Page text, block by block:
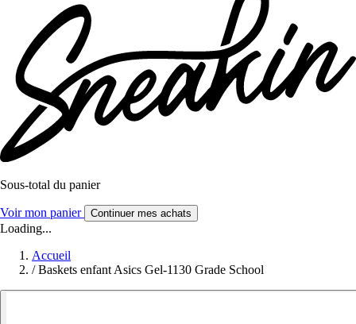
Sous-total du panier
Voir mon panier Continuer mes achats
Loading...
Accueil
/ Baskets enfant Asics Gel-1130 Grade School